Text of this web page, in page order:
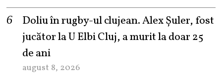
Doliu în rugby-ul clujean. Alex Șuler, fost
jucător la U Elbi Cluj, a murit la doar 25
de ani
august 8, 2026